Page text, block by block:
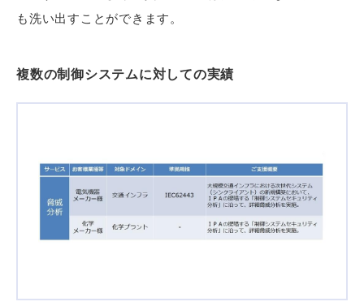
も洗い出すことができます。
複数の制御システムに対しての実績